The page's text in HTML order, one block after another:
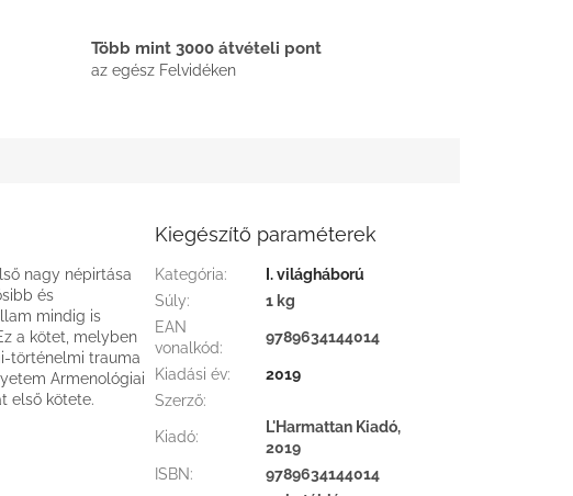
Több mint 3000 átvételi pont
az egész Felvidéken
nagy népirtása
és
mindig is
a kötet, melyben
történelmi trauma
Armenológiai
első kötete.
Kiegészítő paraméterek
Kategória:
I. világháború
Súly:
1 kg
EAN
vonalkód:
9789634144014
Kiadási év:
2019
Szerző:
Kiadó:
L'Harmattan Kiadó,
2019
ISBN: 9789634144014